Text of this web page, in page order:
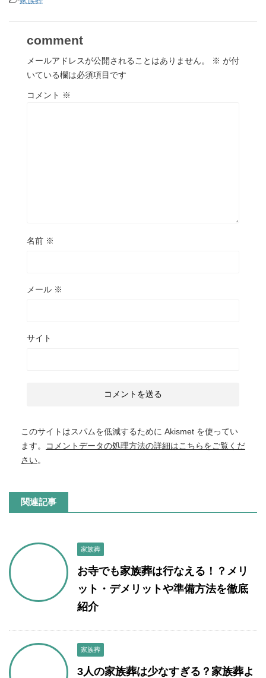
comment
メールアドレスが公開されることはありません。 ※ が付
いている欄は必須項目です
コメント ※
名前 ※
メール ※
サイト
このサイトはスパムを低減するために Akismet を使ってい
ます。
コメントデータの処理方法の詳細はこちらをご覧くだ
さい。
関連記事
家族葬
お寺でも家族葬は行なえる！？メリ
ット・デメリットや準備方法を徹底
紹介
家族葬
3人の家族葬は少なすぎる？家族葬よ